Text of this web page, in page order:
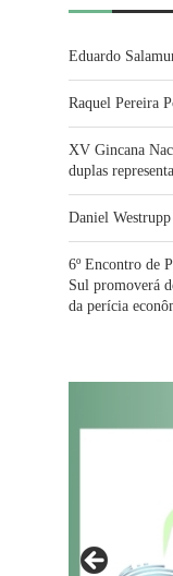
Eduardo
Raquel Pereira
XV Gincana
duplas
Daniel
6º Encontro de
Sul promoverá
da perícia